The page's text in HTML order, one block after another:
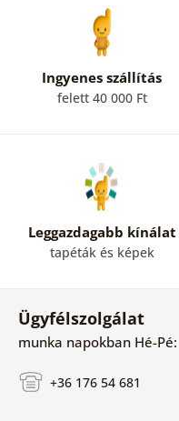
Ingyenes szállítás
felett 40 000 Ft
Leggazdagabb kínálat
tapéták és képek
Ügyfélszolgálat
munka napokban Hé-
+36 176 54 681